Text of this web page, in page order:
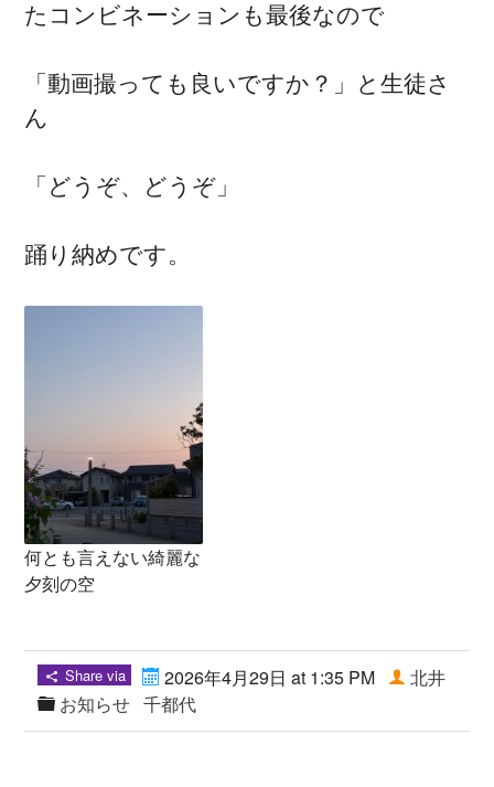
たコンビネーションも最後なので
「動画撮っても良いですか？」と生徒さ
ん
「どうぞ、どうぞ」
踊り納めです。
何とも言えない綺麗な
夕刻の空
Share via
2026年4月29日 at 1:35 PM
お知らせ
北井
千都代